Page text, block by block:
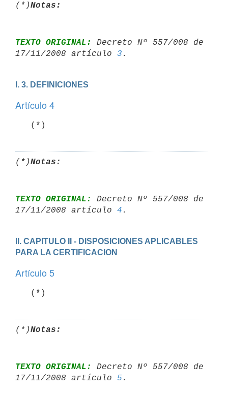
(*)Notas:
TEXTO ORIGINAL:
Decreto Nº 557/008 de
17/11/2008 artículo 3
I. 3. DEFINICIONES
Artículo 4
   (*)
(*)Notas:
TEXTO ORIGINAL:
Decreto Nº 557/008 de
17/11/2008 artículo 4
II. CAPITULO II - DISPOSICIONES APLICABLES
PARA LA CERTIFICACION
Artículo 5
   (*)
(*)Notas:
TEXTO ORIGINAL:
Decreto Nº 557/008 de
17/11/2008 artículo 5